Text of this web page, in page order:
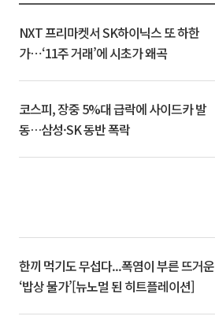
NXT 프리마켓서 SK하이닉스 또 하한
가⋯‘11주 거래’에 시초가 왜곡
코스피, 장중 5%대 급락에 사이드카 발
동…삼성·SK 동반 폭락
한끼 먹기도 무섭다...폭염이 부른 뜨거운
‘밥상 물가’[뉴노멀 된 히트플레이션]